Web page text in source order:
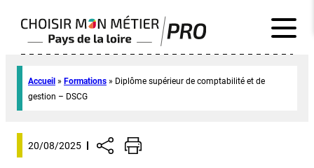
Accueil » Formations » Diplôme supérieur de comptabilité et de
gestion – DSCG
20/08/2025